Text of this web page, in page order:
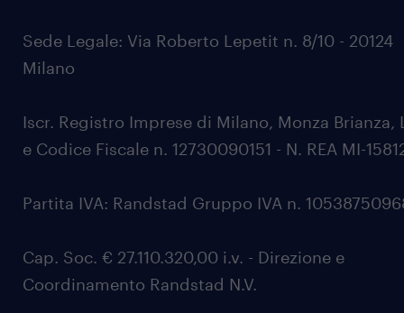
Sede Legale: Via Roberto Lepetit n. 8/10 - 20124
Milano
Iscr. Registro Imprese di Milano, Monza Brianza,
e Codice Fiscale n. 12730090151 - N. REA MI-
Partita IVA: Randstad Gruppo IVA n.
Cap. Soc. € 27.110.320,00 i.v. - Direzione e
Coordinamento Randstad N.V.